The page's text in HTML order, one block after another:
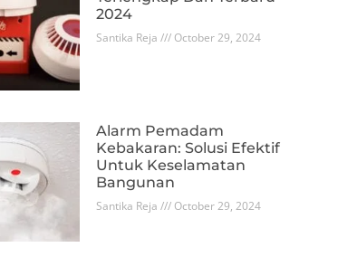
2024
Santika Reja October 29, 2024
Alarm Pemadam
Kebakaran: Solusi Efektif
Untuk Keselamatan
Bangunan
Santika Reja October 29, 2024